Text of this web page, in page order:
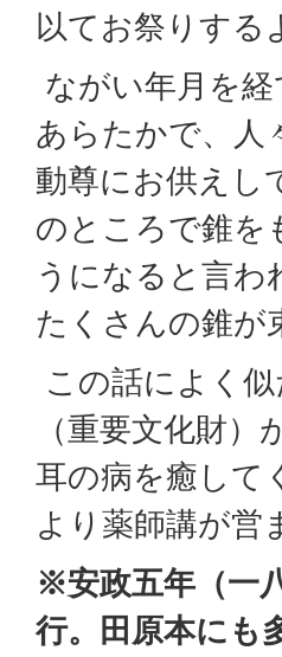
以てお祭りする
ながい年月を
あらたかで、人
動尊にお供えし
のところで錐を
うになると言わ
たくさんの錐が
この話によく
（重要文化財
耳の病を癒して
より薬師講が営
※安政五年（一
行。田原本にも